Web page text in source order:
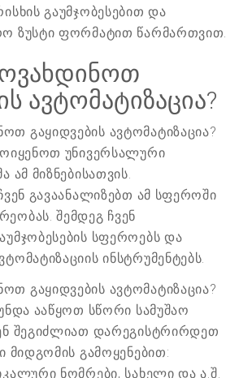
გაუმჯობესებით და
ზუსტი ფორმატით წარმართვით.
ავტომატიზაცია?
გაყიდვების ავტომატიზაცია?
უნივერსალური
ამ მიზნებისათვის.
გავაანალიზებთ ამ სფეროში
შემდეგ ჩვენ
სფეროებს და
ინსტრუმენტებს.
გაყიდვების ავტომატიზაცია?
ააწყოთ სწორი სამუშაო
შეგიძლიათ დარეგისტრირდეთ
მიდგომის გამოყენებით:
ნომრები, სახელი და ა.შ.